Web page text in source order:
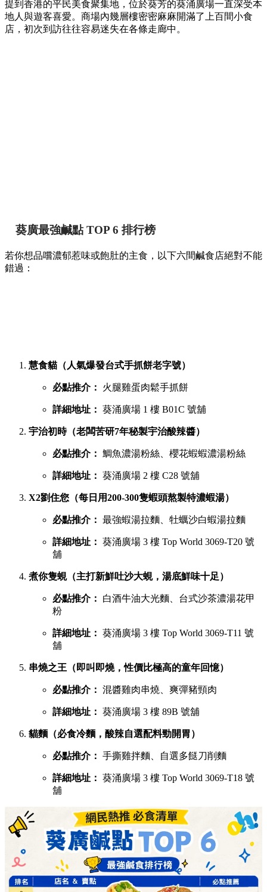
提到香港的平民美食聚集地，位於葵芳的葵涌廣場一直深受本
地人與遊客喜愛。商場內幾層樓密密麻麻開滿了上百間小食
店，初次到訪往往容易迷失在各條走廊中。
葵廣最強鹹點 TOP 6 排行榜
若你想品嚐濃郁惹味或飽肚的主食，以下六間鹹食店絕對不能
錯過：
慧食貓（人氣爆發台式手抓餅老字號）
必點推介： 火腿雞蛋肉鬆手抓餅
詳細地址： 葵涌廣場 1 樓 B01C 號舖
宇治初時（老闆苦研7年秘製宇治酸辣醬）
必點推介： 鯛魚濃湯粉絲、櫻花蝦蝦濃湯粉絲
詳細地址： 葵涌廣場 2 樓 C28 號舖
X2劉住您（每日用200-300隻蝦頭熬製特濃蝦湯）
必點推介： 最強蝦湯拉麵、牡蠣沙白蝦湯拉麵
詳細地址： 葵涌廣場 3 樓 Top World 3069-T20 號
舖
煮你隻蜆（主打新鮮吐沙大蜆，湯底鮮味十足）
必點推介：
白酒牛油大光麵、台式沙茶濃湯花甲
粉
詳細地址： 葵涌廣場 3 樓 Top World 3069-T11 號
舖
串燒之王（即叫即燒，性價比極高的童年回憶）
必點推介： 混醬雞肉串燒、爽彈豬頸肉
詳細地址： 葵涌廣場 3 樓 89B 號舖
貓麵（必食冷麵，酸辣自選配料勁開胃）
必點推介： 手撕雞拌麵、自選多餸刀削麵
詳細地址： 葵涌廣場 3 樓 Top World 3069-T18 號
舖